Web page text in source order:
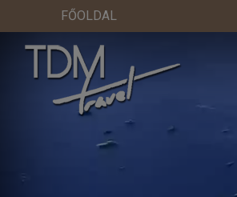
FŐOLDAL